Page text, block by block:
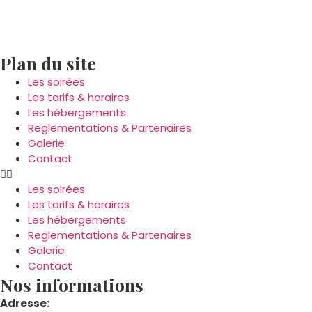
Plan du site
Les soirées
Les tarifs & horaires
Les hébergements
Reglementations & Partenaires
Galerie
Contact
Les soirées
Les tarifs & horaires
Les hébergements
Reglementations & Partenaires
Galerie
Contact
Nos informations
Adresse: